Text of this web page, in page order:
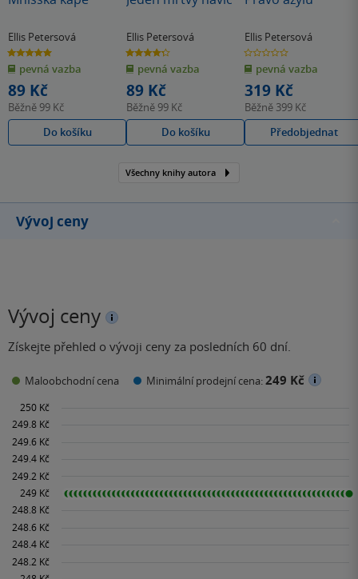
že tím hledaným vrahem je on. Naštěstí tu je právě
Cadfael, který si opravdu nedá pokoj, dokud se vše
nevysvětlí k jeho spokojenosti i spokojenosti mladého
Suliana a zdejšího opatství.
Ellis Petersová
5.0
z
5
hvězdiček
pevná vazba
89 Kč
Běžně 99 Kč
Do košíku
Ellis Petersová
4.3
z
5
hvězdiček
pevná vazba
89 Kč
Běžně 99 Kč
Do košíku
Ellis Petersová
0.0
z
5
hvězdiček
pevná vazba
319 Kč
Běžně 399 Kč
Předobjednat
Všechny knihy autora
Vývoj ceny
Vývoj ceny
Získejte přehled o vývoji ceny za posledních 60 dní.
Maloobchodní cena Minimální prodejní cena:249 Kč